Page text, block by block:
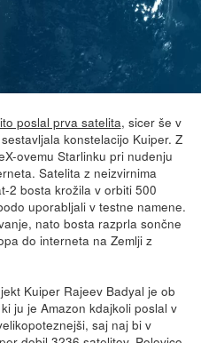
poslal prva satelita, sicer še v
konstelacijo Kuiper. Z
ovemu Starlinku pri nudenju
Satelita z neizvirnima
2 bosta krožila v orbiti 500
uporabljali v testne namene.
nato bosta razprla sončne
do interneta na Zemlji z
Kuiper Rajeev Badyal je ob
ju je Amazon kdajkoli poslal v
saj naj bi v